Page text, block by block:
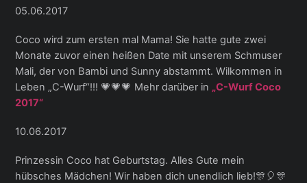
05.06.2017
Coco wird zum ersten mal Mama! Sie hatte gute zwei
Monate zuvor einen heißen Date mit unserem Schmuser
Mali, der von Bambi und Sunny abstammt. Wilkommen in
Leben „C-Wurf“!!! 💗💗💗 Mehr darüber in „C-Wurf Coco
2017“
10.06.2017
Prinzessin Coco hat Geburtstag. Alles Gute mein
hübsches Mädchen! Wir haben dich unendlich lieb!🎊🎈🎊